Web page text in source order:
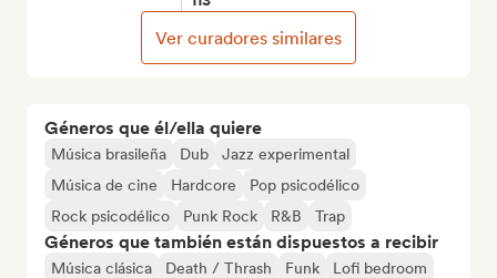
Géneros que él/ella quiere
Música brasileña Dub
Jazz experimental
Música de cine
Hardcore
Pop psicodélico
Rock psicodélico
Punk Rock R&B Trap
Géneros que también están dispuestos a recibir
Música clásica Death / Thrash Funk
Lofi bedroom
Ver curadores similares